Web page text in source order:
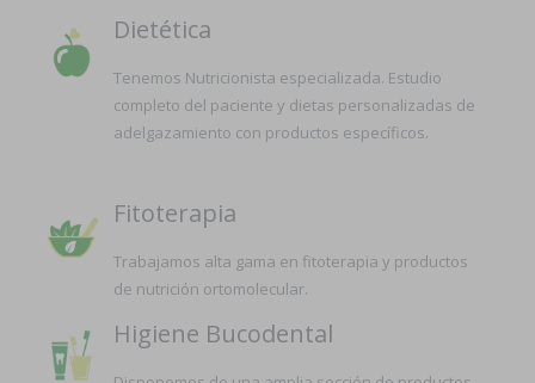
Dietética
Tenemos Nutricionista especializada. Estudio
completo del paciente y dietas personalizadas de
adelgazamiento con productos específicos.
Fitoterapia
Trabajamos alta gama en fitoterapia y productos
de nutrición ortomolecular.
Higiene Bucodental